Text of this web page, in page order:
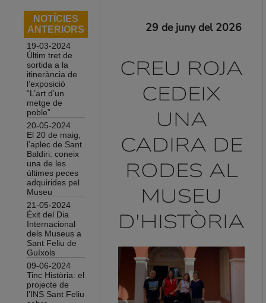
Catàlegs d'exposicions realitzades
Museu i escola
Museu i escola
Funcionament i reserva
Recursos interactius
Juga amb el Museu
Exposicions Virtuals
Altres interactius
Audioguia
Col·lecció
Patrimoni arqueològic
Patrimoni etnogràfic
Visita'ns
Com arribar-hi
Horaris
Preus
Visites Guiades
Audioguia
Accessibilitat
Exposicions
El Salvament marítim
Una Societat Canviant
El paisatge humà de la Vall d'Aro
Properes exposicions
Arxiu d'exposicions realitzades
Activitats
Agenda d'activitats
15 d'agost de 2026 |
Un segle d’història: Gaziel i Sant Feliu
NOTÍCIES
ANTERIORS
19-03-2024
Últim tret de
sortida a la
itinerància de
l’exposició
“L’art d’un
metge de
poble”
20-05-2024
El 20 de maig,
l’aplec de Sant
Baldiri: coneix
una de les
últimes peces
adquirides pel
Museu
21-05-2024
Èxit del Dia
Internacional
dels Museus a
Sant Feliu de
Guíxols
09-06-2024
Tinc Història: el
projecte de
l’INS Sant Feliu
29 de juny del 2026
CREU ROJA
CEDEIX
UNA
CADIRA DE
RODES AL
MUSEU
D'HISTÒRIA